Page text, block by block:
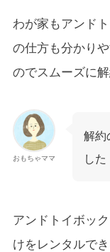
わが家もアンド
の仕方も分かり
のでスムーズに解
おもちゃママ
解約
した
アンドトイボッ
けをレンタルで